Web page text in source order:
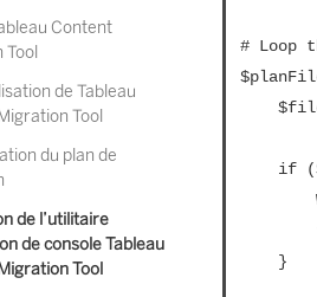
Content
de Tableau
Tool
du plan de
de l’utilitaire
de console Tableau
Tool
# Loop
	$file = $_
		Write-Warning "Skipping plan because previous migration failed. `nSkipped plan: $file"